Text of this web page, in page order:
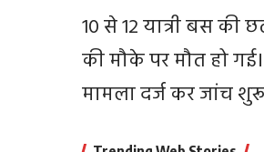
10 से 12 यात्री बस की
की मौके पर मौत हो
मामला दर्ज कर जांच शुरू